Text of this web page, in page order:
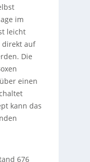
im
leicht
direkt auf
Die
einen
kann das
676